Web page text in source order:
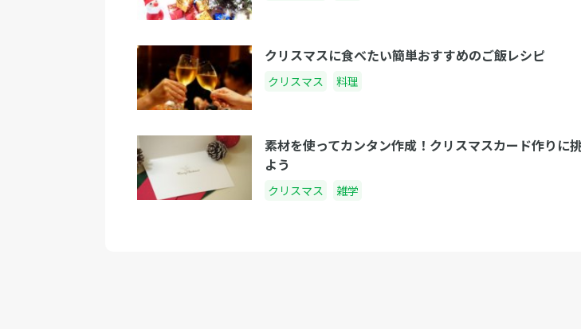
クリスマスに食べたい簡単おすすめのご飯レシピ
クリスマス 料理
素材を使ってカンタン作成！クリスマスカード作りに
よう
クリスマス 雑学